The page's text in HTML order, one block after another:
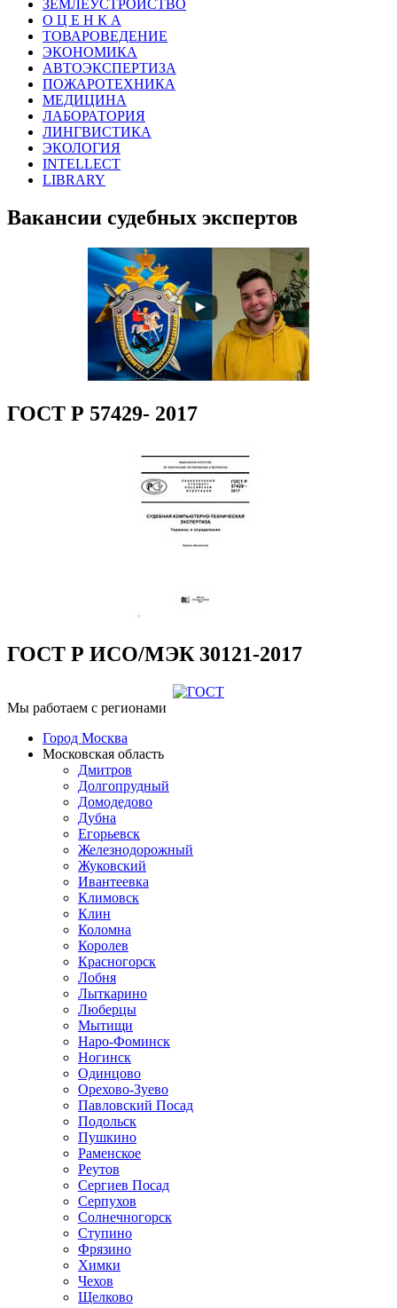
ЗЕМЛЕУСТРОЙСТВО
О Ц Е Н К А
ТОВАРОВЕДЕНИЕ
ЭКОНОМИКА
АВТОЭКСПЕРТИЗА
ПОЖАРОТЕХНИКА
МЕДИЦИНА
ЛАБОРАТОРИЯ
ЛИНГВИСТИКА
ЭКОЛОГИЯ
INTELLECT
LIBRARY
Вакансии судебных экспертов
ГОСТ Р 57429- 2017
ГОСТ Р ИСО/МЭК 30121-2017
Мы работаем с регионами
Город Москва
Московская область
Дмитров
Долгопрудный
Домодедово
Дубна
Егорьевск
Железнодорожный
Жуковский
Ивантеевка
Климовск
Клин
Коломна
Королев
Красногорск
Лобня
Лыткарино
Люберцы
Мытищи
Наро-Фоминск
Ногинск
Одинцово
Орехово-Зуево
Павловский Посад
Подольск
Пушкино
Раменское
Реутов
Сергиев Посад
Серпухов
Солнечногорск
Ступино
Фрязино
Химки
Чехов
Щелково